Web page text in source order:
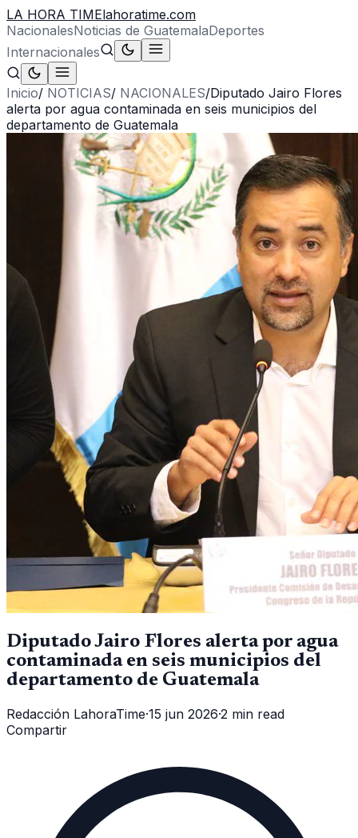
LA HORA TIMElahoratime.com
NacionalesNoticias de GuatemalaDeportes
Internacionales
Inicio/ NOTICIAS/ NACIONALES/Diputado Jairo Flores
alerta por agua contaminada en seis municipios del
departamento de Guatemala
Diputado Jairo Flores alerta por agua
contaminada en seis municipios del
departamento de Guatemala
Redacción LahoraTime·15 jun 2026·2 min read
Compartir